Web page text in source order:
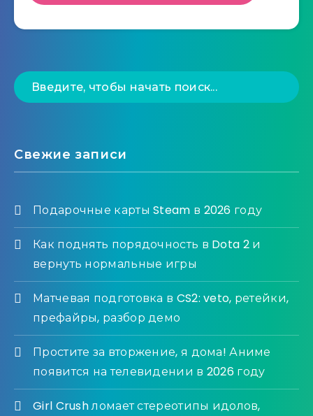
Свежие записи
Подарочные карты Steam в 2026 году
Как поднять порядочность в Dota 2 и
вернуть нормальные игры
Матчевая подготовка в CS2: veto, ретейки,
префайры, разбор демо
Простите за вторжение, я дома! Аниме
появится на телевидении в 2026 году
Girl Crush ломает стереотипы идолов,